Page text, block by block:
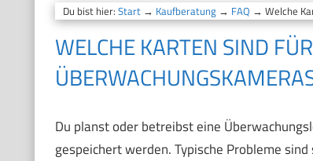
Du bist hier: Start→ Kaufberatung→ FAQ → Welche
WELCHE KARTEN SIND
Du planst oder betreibst eine
gespeichert werden. Typische Probleme